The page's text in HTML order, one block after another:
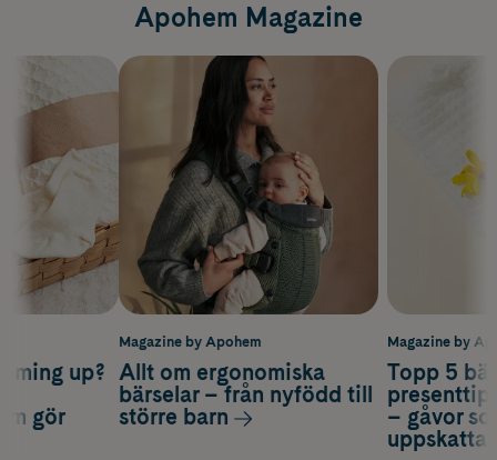
Apohem Magazine
Magazine by
Topp 5
– gåvor
up?
gör
Magazine by Apohem
Allt om ergonomiska
bärselar – från nyfödd till
större barn